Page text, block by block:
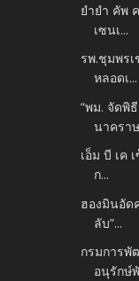
ยำยำ คัพ
เซนเ...
รพ.ชุมพร
หลอดเ...
“พม. จัดพิ
นาครา
เอ็ม บี เค
ก...
ฮองมินอัด
ลับ”...
กรมการพั
อนุรักษ์